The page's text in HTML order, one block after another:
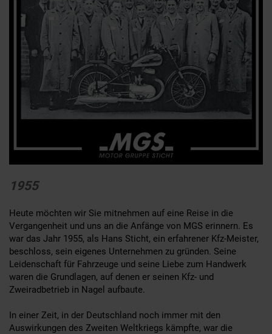
1955
Heute möchten wir Sie mitnehmen auf eine Reise in die
Vergangenheit und uns an die Anfänge von MGS erinnern. Es
war das Jahr 1955, als Hans Sticht, ein erfahrener Kfz-Meister,
beschloss, sein eigenes Unternehmen zu gründen. Seine
Leidenschaft für Fahrzeuge und seine Liebe zum Handwerk
waren die Grundlagen, auf denen er seinen Kfz- und
Zweiradbetrieb in Nagel aufbaute.
In einer Zeit, in der Deutschland noch immer mit den
Auswirkungen des Zweiten Weltkriegs kämpfte, war die